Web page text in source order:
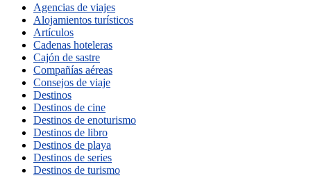
Agencias de viajes
Alojamientos turísticos
Artículos
Cadenas hoteleras
Cajón de sastre
Compañías aéreas
Consejos de viaje
Destinos
Destinos de cine
Destinos de enoturismo
Destinos de libro
Destinos de playa
Destinos de series
Destinos de turismo